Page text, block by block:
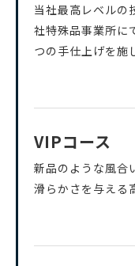
当社最高レベルの
社特殊品事業所に
つの手仕上げを施
VIPコース
新品のような風合
滑らかさを与える